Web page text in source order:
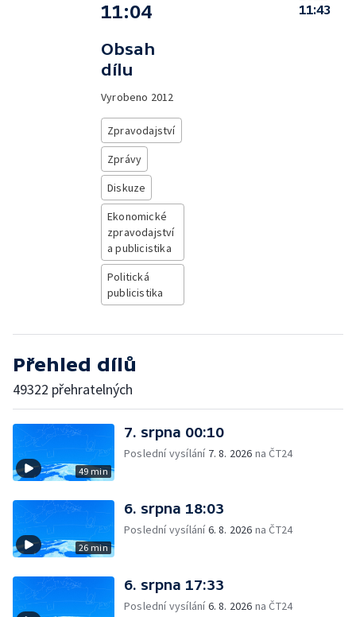
11:04
Obsah
dílu
Vyrobeno 2012
Zpravodajství
Zprávy
Diskuze
Ekonomické
zpravodajství
a publicistika
Politická
publicistika
11:43
Přehled dílů
49322 přehratelných
49 min
7. srpna 00:10
Poslední vysílání 7. 8. 2026 na ČT24
26 min
6. srpna 18:03
Poslední vysílání6. 8. 2026 na ČT24
6. srpna 17:33
Poslední vysílání6. 8. 2026 na ČT24